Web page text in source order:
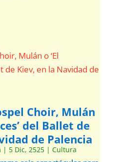
Choir, Mulán
del Ballet de
de Palencia
| 5 Dic, 2525| Cultura